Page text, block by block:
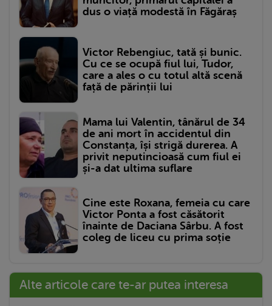
dus o viață modestă în Făgăraș
Victor Rebengiuc, tată și bunic.
Cu ce se ocupă fiul lui, Tudor,
care a ales o cu totul altă scenă
față de părinții lui
Mama lui Valentin, tânărul de 34
de ani mort în accidentul din
Constanța, își strigă durerea. A
privit neputincioasă cum fiul ei
și-a dat ultima suflare
Cine este Roxana, femeia cu care
Victor Ponta a fost căsătorit
înainte de Daciana Sârbu. A fost
coleg de liceu cu prima soție
Alte articole care te-ar putea interesa